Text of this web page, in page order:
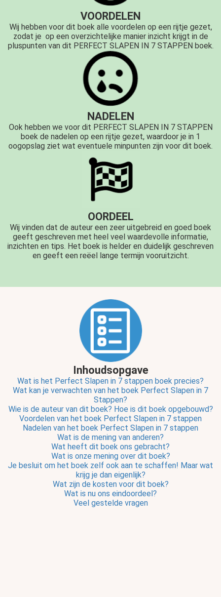
VOORDELEN
Wij hebben voor dit boek alle voordelen op een rijtje gezet,
zodat je op een overzichtelijke manier inzicht krijgt in de
pluspunten van dit PERFECT SLAPEN IN 7 STAPPEN boek.
NADELEN
Ook hebben we voor dit PERFECT SLAPEN IN 7 STAPPEN
boek de nadelen op een rijtje gezet, waardoor je in 1
oogopslag ziet wat eventuele minpunten zijn voor dit boek.
OORDEEL
Wij vinden dat de auteur een zeer uitgebreid en goed boek
geeft geschreven met heel veel waardevolle informatie,
inzichten en tips. Het boek is helder en duidelijk geschreven
en geeft een reëel lange termijn vooruitzicht.
Inhoudsopgave
Wat is het Perfect Slapen in 7 stappen boek precies?
Wat kan je verwachten van het boek Perfect Slapen in 7
Stappen?
Wie is de auteur van dit boek? Hoe is dit boek opgebouwd?
Voordelen van het boek Perfect Slapen in 7 stappen
Nadelen van het boek Perfect Slapen in 7 stappen
Wat is de mening van anderen?
Wat heeft dit boek ons gebracht?
Wat is onze mening over dit boek?
Je besluit om het boek zelf ook aan te schaffen! Maar wat
krijg je dan eigenlijk?
Wat zijn de kosten voor dit boek?
Wat is nu ons eindoordeel?
Veel gestelde vragen